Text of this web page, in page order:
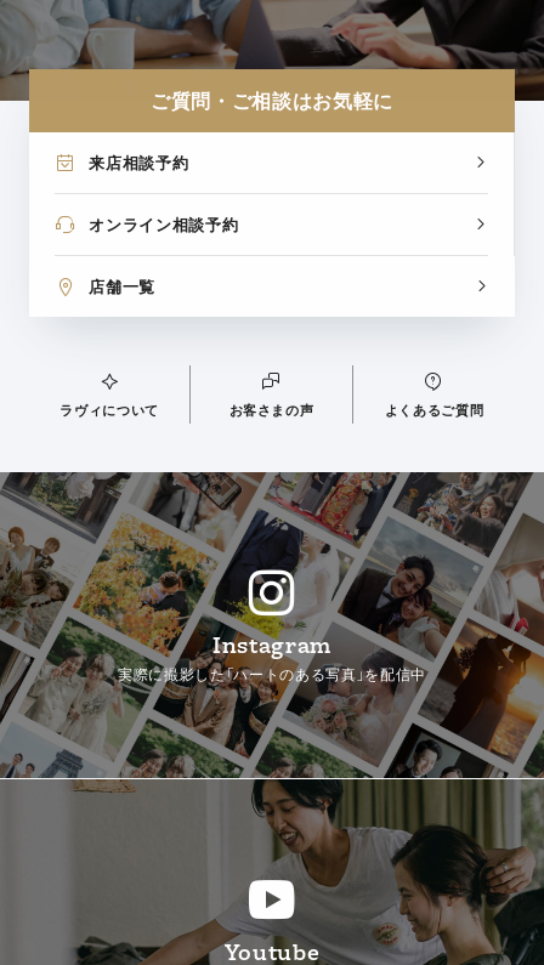
ご質問・ご相談はお気軽に
来店相談予約
オンライン相談予約
店舗一覧
ラヴィについて お客さまの声 よくあるご質問
Instagram
実際に撮影した「ハートのある写真」を配信中
Youtube